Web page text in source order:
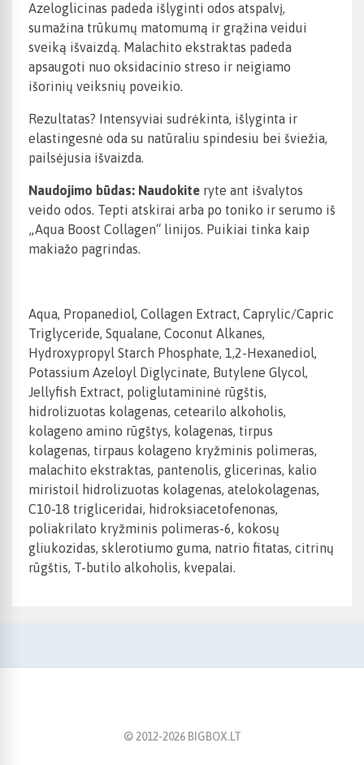
Azeloglicinas padeda išlyginti odos atspalvį,
sumažina trūkumų matomumą ir grąžina veidui
sveiką išvaizdą. Malachito ekstraktas padeda
apsaugoti nuo oksidacinio streso ir neigiamo
išorinių veiksnių poveikio.
Rezultatas? Intensyviai sudrėkinta, išlyginta ir
elastingesnė oda su natūraliu spindesiu bei šviežia,
pailsėjusia išvaizda.
Naudojimo būdas: Naudokite ryte ant išvalytos
veido odos. Tepti atskirai arba po toniko ir serumo iš
„Aqua Boost Collagen“ linijos. Puikiai tinka kaip
makiažo pagrindas.
Aqua, Propanediol, Collagen Extract, Caprylic/Capric
Triglyceride, Squalane, Coconut Alkanes,
Hydroxypropyl Starch Phosphate, 1,2-Hexanediol,
Potassium Azeloyl Diglycinate, Butylene Glycol,
Jellyfish Extract, poliglutamininė rūgštis,
hidrolizuotas kolagenas, cetearilo alkoholis,
kolageno amino rūgštys, kolagenas, tirpus
kolagenas, tirpaus kolageno kryžminis polimeras,
malachito ekstraktas, pantenolis, glicerinas, kalio
miristoil hidrolizuotas kolagenas, atelokolagenas,
C10-18 trigliceridai, hidroksiacetofenonas,
poliakrilato kryžminis polimeras-6, kokosų
gliukozidas, sklerotiumo guma, natrio fitatas, citrinų
rūgštis, T-butilo alkoholis, kvepalai.
© 2012-2026BIGBOX.LT